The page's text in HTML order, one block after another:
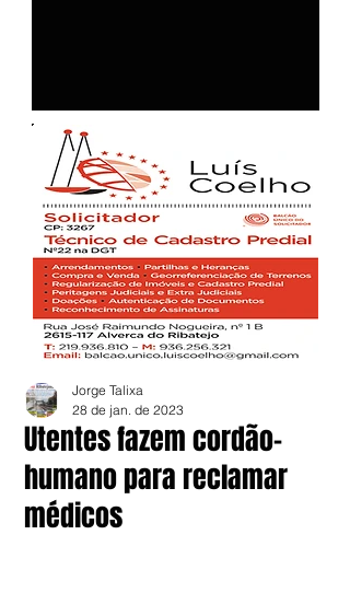
Utentes fazem cordão-
humano para reclamar
médicos
Jorge Talixa
28 de jan. de 2023